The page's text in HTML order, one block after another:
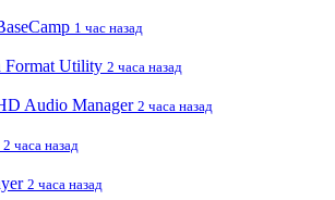
1 час назад
Format Utility 2 часа назад
Audio Manager 2 часа назад
2 часа назад
2 часа назад